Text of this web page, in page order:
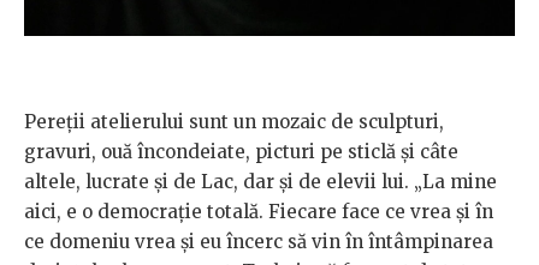
Pereții atelierului sunt un mozaic de sculpturi,
gravuri, ouă încondeiate, picturi pe sticlă și câte
altele, lucrate și de Lac, dar și de elevii lui. „La mine
aici, e o democrație totală. Fiecare face ce vrea și în
ce domeniu vrea și eu încerc să vin în întâmpinarea